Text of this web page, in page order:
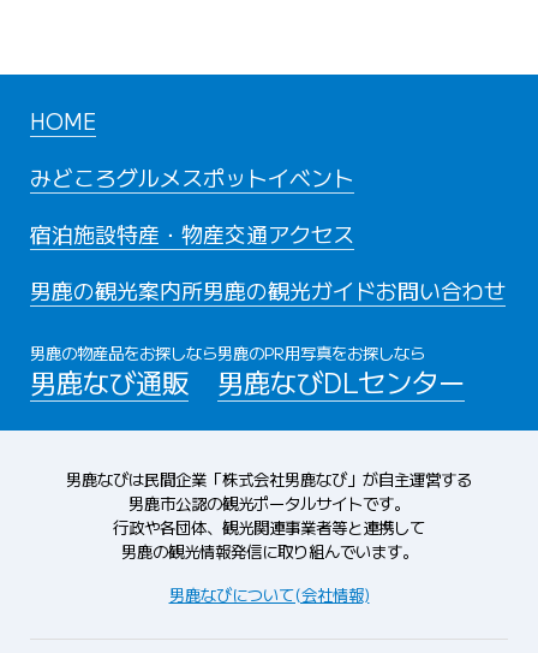
HOME
みどころグルメスポットイベント
宿泊施設特産・物産交通アクセス
男鹿の観光案内所男鹿の観光ガイドお問い合わせ
男鹿の物産品をお探しなら
男鹿なび通販
男鹿のPR用写真をお探しなら
男鹿なびDLセンター
男鹿なびは民間企業「株式会社男鹿なび」が自主運営する
男鹿市公認の観光ポータルサイトです。
行政や各団体、観光関連事業者等と連携して
男鹿の観光情報発信に取り組んでいます。
男鹿なびについて(会社情報)